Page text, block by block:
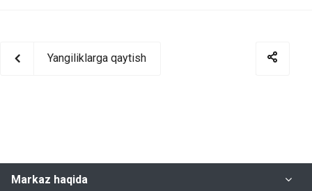
Yangiliklarga qaytish
Markaz haqida